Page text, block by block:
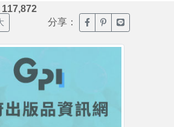
分享： 臉書分享(另開新視窗)
噗浪分享(另開新
Line分享(另